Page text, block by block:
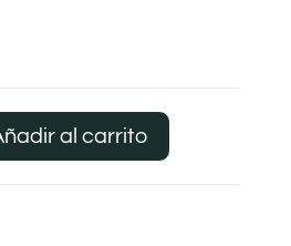
al carrito